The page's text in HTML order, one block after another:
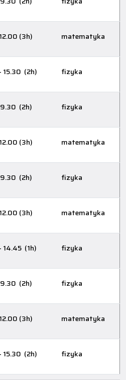
(3h) matematyka
15.30 (2h) fizyka
(2h) fizyka
(3h) matematyka
(2h) fizyka
(3h) matematyka
14.45 (1h) fizyka
(2h) fizyka
(3h) matematyka
15.30 (2h) fizyka